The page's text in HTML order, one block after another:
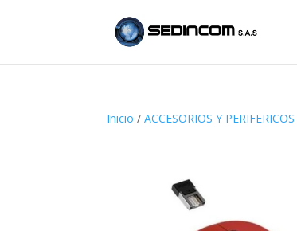
Inicio /ACCESORIOS Y PERIFERICOS